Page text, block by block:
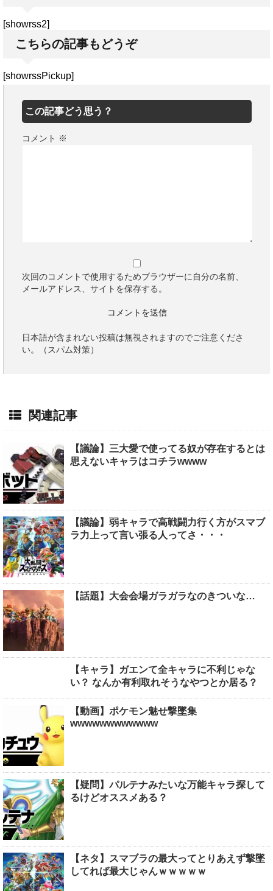
[showrss2]
こちらの記事もどうぞ
[showrssPickup]
この記事どう思う？
コメント ※
次回のコメントで使用するためブラウザーに自分の名前、
メールアドレス、サイトを保存する。
日本語が含まれない投稿は無視されますのでご注意くださ
い。（スパム対策）
関連記事
【議論】三大愛で使ってる奴が存在するとは
思えないキャラはコチラwwww
【議論】弱キャラで高戦闘力行く方がスマブ
ラ力上って言い張る人ってさ・・・
【話題】大会会場ガラガラなのきついな…
【キャラ】ガエンて全キャラに不利じゃな
い？ なんか有利取れそうなやつとか居る？
【動画】ポケモン魅せ撃墜集
wwwwwwwwwwww
【疑問】パルテナみたいな万能キャラ探して
るけどオススメある？
【ネタ】スマブラの最大ってとりあえず撃墜
してれば最大じゃんｗｗｗｗｗ